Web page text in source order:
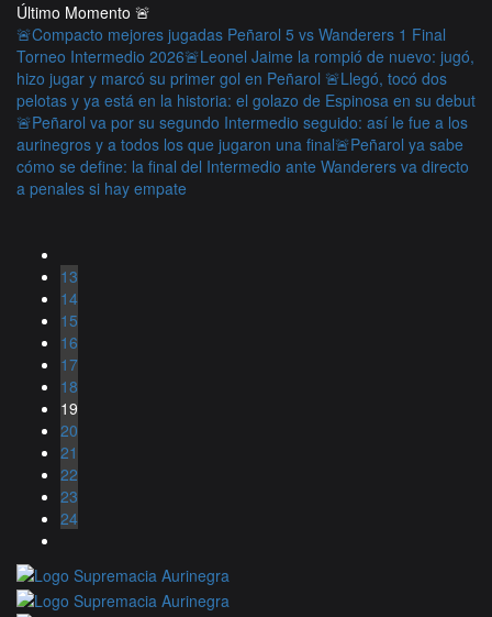
Último Momento 🚨
🚨Compacto mejores jugadas Peñarol 5 vs Wanderers 1 Final
Torneo Intermedio 2026🚨Leonel Jaime la rompió de nuevo: jugó,
hizo jugar y marcó su primer gol en Peñarol 🚨Llegó, tocó dos
pelotas y ya está en la historia: el golazo de Espinosa en su debut
🚨Peñarol va por su segundo Intermedio seguido: así le fue a los
aurinegros y a todos los que jugaron una final🚨Peñarol ya sabe
cómo se define: la final del Intermedio ante Wanderers va directo
a penales si hay empate
13
14
15
16
17
18
19
20
21
22
23
24